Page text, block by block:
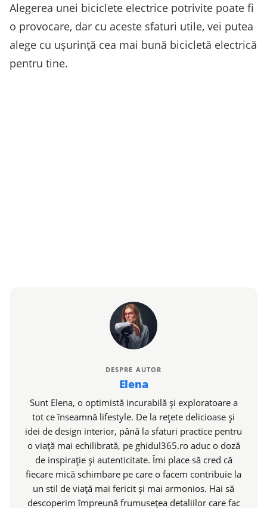
Alegerea unei biciclete electrice potrivite poate fi
o provocare, dar cu aceste sfaturi utile, vei putea
alege cu ușurință cea mai bună bicicletă electrică
pentru tine.
DESPRE AUTOR
Elena
Sunt Elena, o optimistă incurabilă și exploratoare a
tot ce înseamnă lifestyle. De la rețete delicioase și
idei de design interior, până la sfaturi practice pentru
o viață mai echilibrată, pe ghidul365.ro aduc o doză
de inspirație și autenticitate. Îmi place să cred că
fiecare mică schimbare pe care o facem contribuie la
un stil de viață mai fericit și mai armonios. Hai să
descoperim împreună frumusețea detaliilor care fac